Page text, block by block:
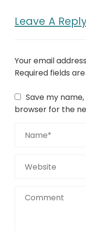
Leave A
Your email
Required fields
Save my
browser for the